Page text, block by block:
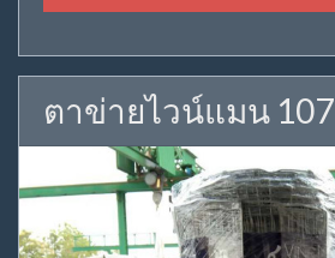
ตาข่ายไวน์แมน 107